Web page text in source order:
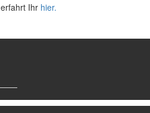
erfahrt Ihr hier.